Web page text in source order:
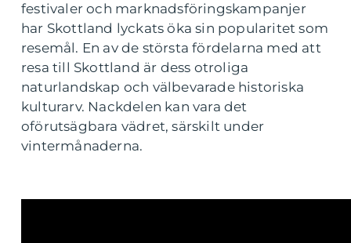
festivaler och marknadsföringskampanjer
har Skottland lyckats öka sin popularitet som
resemål. En av de största fördelarna med att
resa till Skottland är dess otroliga
naturlandskap och välbevarade historiska
kulturarv. Nackdelen kan vara det
oförutsägbara vädret, särskilt under
vintermånaderna.